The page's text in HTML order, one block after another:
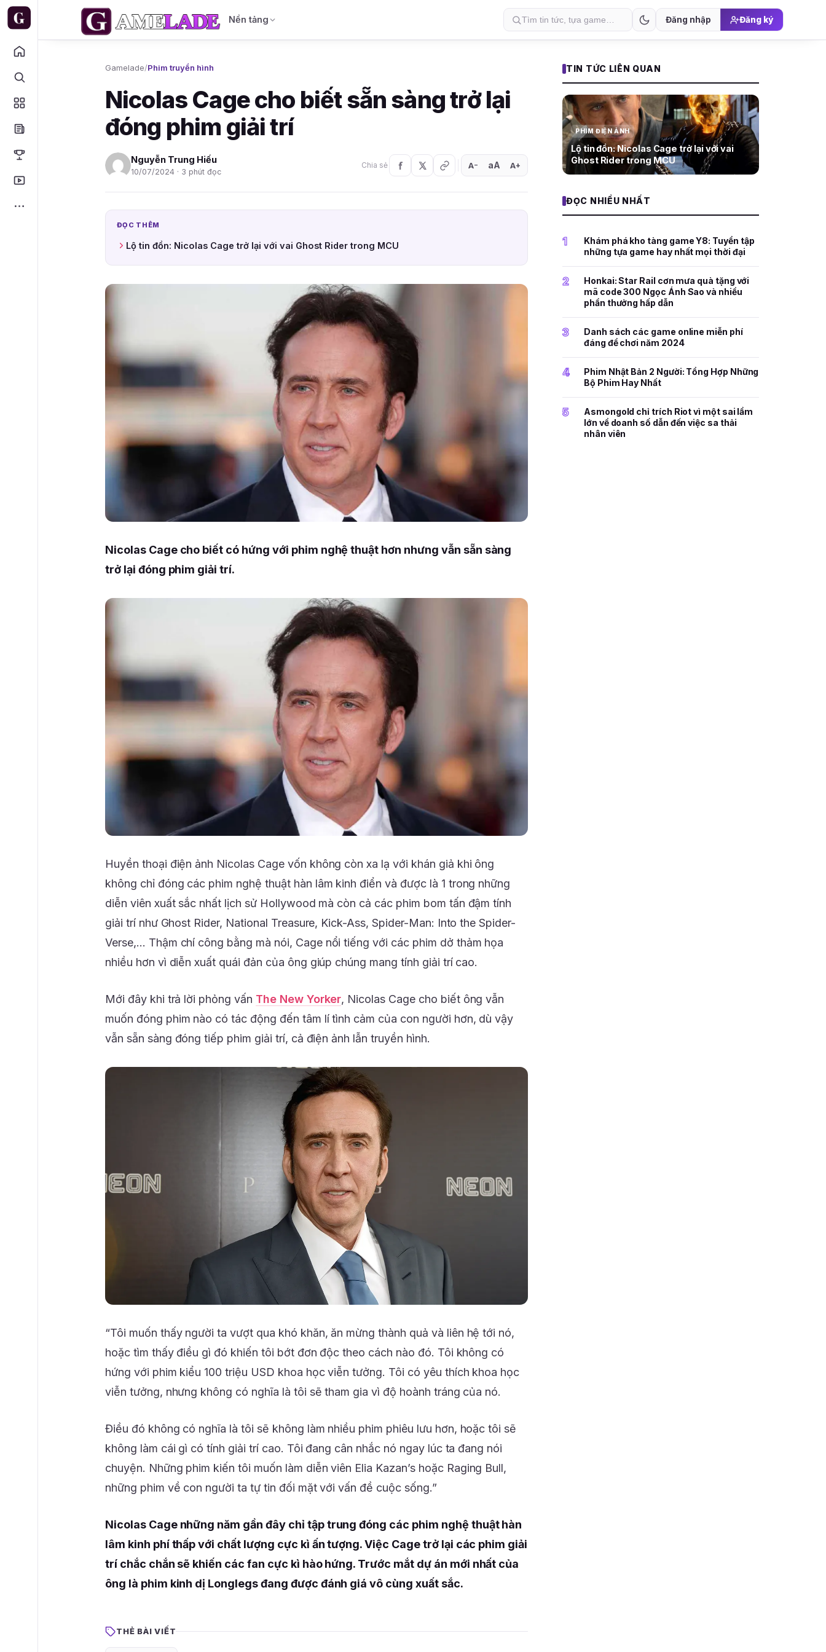
Nền tảng Đăng nhập Đăng ký
Gamelade/Phim truyền hình
Nicolas Cage cho biết sẵn sàng trở lại
đóng phim giải trí
Nguyễn Trung Hiếu
10/07/2024 · 3 phút đọc
Chia sẻ A− aA A+
ĐỌC THÊM
Lộ tin đồn: Nicolas Cage trở lại với vai Ghost Rider trong MCU
Nicolas Cage cho biết có hứng với phim nghệ thuật hơn nhưng vẫn sẵn sàng
trở lại đóng phim giải trí.
Huyền thoại điện ảnh Nicolas Cage vốn không còn xa lạ với khán giả khi ông
không chỉ đóng các phim nghệ thuật hàn lâm kinh điển và được là 1 trong những
diễn viên xuất sắc nhất lịch sử Hollywood mà còn cả các phim bom tấn đậm tính
giải trí như Ghost Rider, National Treasure, Kick-Ass, Spider-Man: Into the Spider-
Verse,… Thậm chí công bằng mà nói, Cage nổi tiếng với các phim dở thảm họa
nhiều hơn vì diễn xuất quái đản của ông giúp chúng mang tính giải trí cao.
Mới đây khi trả lời phỏng vấn The New Yorker, Nicolas Cage cho biết ông vẫn
muốn đóng phim nào có tác động đến tâm lí tình cảm của con người hơn, dù vậy
vẫn sẵn sàng đóng tiếp phim giải trí, cả điện ảnh lẫn truyền hình.
“Tôi muốn thấy người ta vượt qua khó khăn, ăn mừng thành quả và liên hệ tới nó,
hoặc tìm thấy điều gì đó khiến tôi bớt đơn độc theo cách nào đó. Tôi không có
hứng với phim kiểu 100 triệu USD khoa học viễn tưởng. Tôi có yêu thích khoa học
viễn tưởng, nhưng không có nghĩa là tôi sẽ tham gia vì độ hoành tráng của nó.
Điều đó không có nghĩa là tôi sẽ không làm nhiều phim phiêu lưu hơn, hoặc tôi sẽ
không làm cái gì có tính giải trí cao. Tôi đang cân nhắc nó ngay lúc ta đang nói
chuyện. Những phim kiến tôi muốn làm diễn viên Elia Kazan’s hoặc Raging Bull,
những phim về con người ta tự tin đối mặt với vấn đề cuộc sống.”
Nicolas Cage những năm gần đây chỉ tập trung đóng các phim nghệ thuật hàn
lâm kinh phí thấp với chất lượng cực kì ấn tượng. Việc Cage trở lại các phim giải
trí chắc chắn sẽ khiến các fan cực kì hào hứng. Trước mắt dự án mới nhất của
ông là phim kinh dị Longlegs đang được đánh giá vô cùng xuất sắc.
THẺ BÀI VIẾT
TIN TỨC LIÊN QUAN
PHIM ĐIỆN ẢNH
Lộ tin đồn: Nicolas Cage trở lại với vai
Ghost Rider trong MCU
ĐỌC NHIỀU NHẤT
1
Khám phá kho tàng game Y8: Tuyển tập
những tựa game hay nhất mọi thời đại
2
Honkai: Star Rail cơn mưa quà tặng với
mã code 300 Ngọc Ánh Sao và nhiều
phần thưởng hấp dẫn
3
Danh sách các game online miễn phí
đáng để chơi năm 2024
4
Phim Nhật Bản 2 Người: Tổng Hợp Những
Bộ Phim Hay Nhất
5
Asmongold chỉ trích Riot vì một sai lầm
lớn về doanh số dẫn đến việc sa thải
nhân viên